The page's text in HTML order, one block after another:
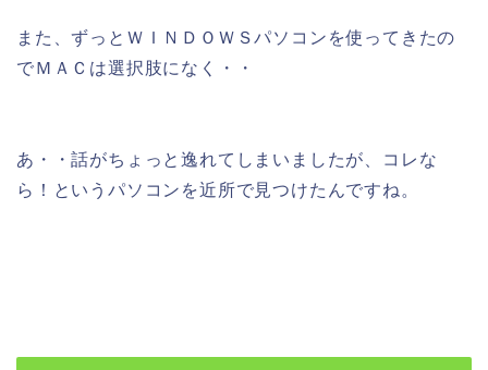
また、ずっとＷＩＮＤＯＷＳパソコンを使ってきたの
でＭＡＣは選択肢になく・・
あ・・話がちょっと逸れてしまいましたが、コレな
ら！というパソコンを近所で見つけたんですね。